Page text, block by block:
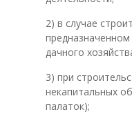
2) в случае
дачного
3) при
некапитальных
палаток);